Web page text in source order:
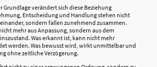
Grundlage verändert sich diese Beziehung
Entscheidung und Handlung stehen nicht
sondern fallen zunehmend zusammen.
mehr aus Anpassung, sondern aus dem
Was erkannt ist, kann nicht mehr
werden. Was bewusst wird, wirkt unmittelbar und
ohne zeitliche Verzögerung.